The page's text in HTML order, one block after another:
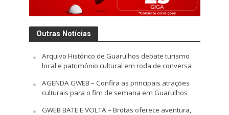
Outras Notícias
Arquivo Histórico de Guarulhos debate turismo
local e patrimônio cultural em roda de conversa
AGENDA GWEB – Confira as principais atrações
culturais para o fim de semana em Guarulhos
GWEB BATE E VOLTA – Brotas oferece aventura,